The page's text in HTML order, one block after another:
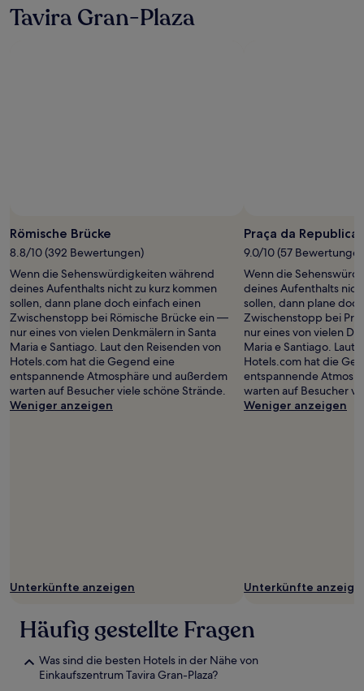
Tavira Gran-Plaza
Römische Brücke
8.8/10 (392 Bewertungen)
Wenn die Sehenswürdigkeiten während
deines Aufenthalts nicht zu kurz kommen
sollen, dann plane doch einfach einen
Zwischenstopp bei Römische Brücke ein —
nur eines von vielen Denkmälern in Santa
Maria e Santiago. Laut den Reisenden von
Hotels.com hat die Gegend eine
entspannende Atmosphäre und außerdem
warten auf Besucher viele schöne Strände.
Weniger anzeigen
Unterkünfte anzeigen
Praça da Republica
9.0/10 (57
Wenn die
deines Aufenthalts
sollen, dann plane
Zwischenstopp bei
nur eines von vielen
Maria e Santiago. Laut
Hotels.com hat die
entspannende
warten auf Besucher
Weniger anzeigen
Unterkünfte
Häufig gestellte Fragen
Was sind die besten Hotels in der Nähe von
Einkaufszentrum Tavira Gran-Plaza?